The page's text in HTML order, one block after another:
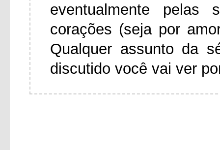
eventualmente pelas
corações (seja por
Qualquer assunto da
discutido você vai ver